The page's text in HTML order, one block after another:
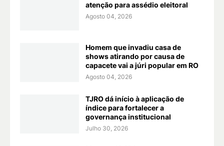
atenção para assédio eleitoral
Agosto 04, 2026
Homem que invadiu casa de
shows atirando por causa de
capacete vai a júri popular em RO
Agosto 04, 2026
TJRO dá início à aplicação de
índice para fortalecer a
governança institucional
Julho 30, 2026